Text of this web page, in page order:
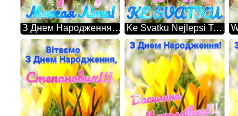
З Днем Народження! Многая Літа! Стрийку! Квіти золотистого кольору Ke Svatku Nejlepsi Totalne Vsechno Квіти золотистого кольору